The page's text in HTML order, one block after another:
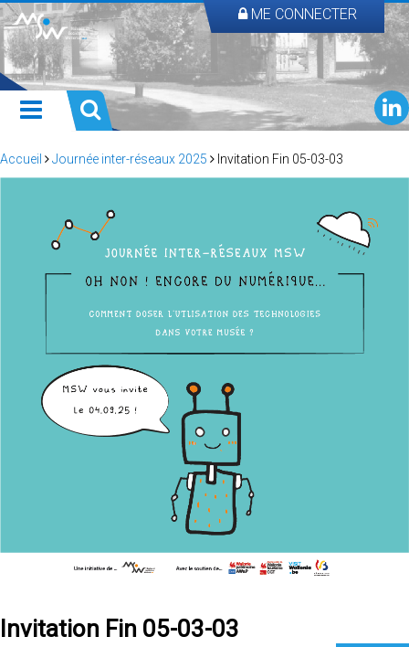
ME CONNECTER
Accueil Journée inter-réseaux 2025 Invitation Fin 05-03-03
Invitation Fin 05-03-03